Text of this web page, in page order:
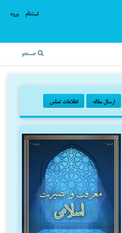
جستجو
ثبت‌نام ورود
ارسال مقاله اطلاعات تماس